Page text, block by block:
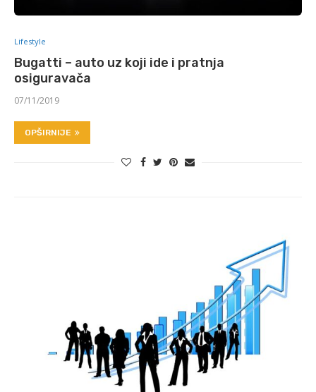
Lifestyle
Bugatti – auto uz koji ide i pratnja
osiguravača
07/11/2019
OPŠIRNIJE